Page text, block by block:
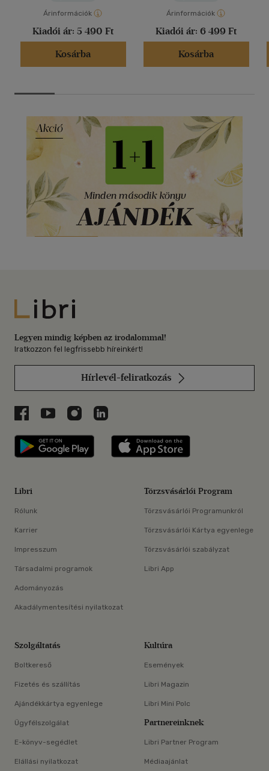
Árinformációk
Kiadói ár: 5 490 Ft
Kosárba
Árinformációk
Kiadói ár: 6 499 Ft
Kosárba
Libri
Legyen mindig képben az irodalommal!
Iratkozzon fel legfrissebb híreinkért!
Hírlevél-feliratkozás
Libri a Facebookon
Libri a Youtube-on
Libri az Instagramon
Libri a LinkedInen
Libri applikáció Szerezd meg: Google
Libri
Rólunk
Karrier
Impresszum
Társadalmi programok
Adományozás
Akadálymentesítési nyilatkozat
Törzsvásárlói Program
Törzsvásárlói Programunkról
Törzsvásárlói Kártya egyenlege
Törzsvásárlói szabályzat
Libri App
Szolgáltatás
Boltkereső
Fizetés és szállítás
Ajándékkártya egyenlege
Ügyfélszolgálat
E-könyv-segédlet
Elállási nyilatkozat
Kultúra
Események
Libri Magazin
Libri Mini Polc
Partnereinknek
Libri Partner Program
Médiaajánlat